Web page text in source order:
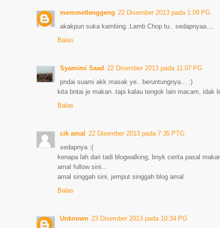
memmetlenggeng 22 Disember 2013 pada 1:09 PG
akakpun suka kambing..Lamb Chop tu.. sedapnyaa....
Balas
Syamimi Saad 22 Disember 2013 pada 11:07 PG
pndai suami akk masak ye.. beruntungnya... :)
kita bntai je makan..tapi kalau tengok lain macam, idak
Balas
cik amal 22 Disember 2013 pada 7:35 PTG
sedapnya :(
kenapa lah dari tadi blogwalking, bnyk cerita pasal
amal follow sini...
amal singgah sini, jemput singgah blog amal
Balas
Unknown 23 Disember 2013 pada 10:34 PG